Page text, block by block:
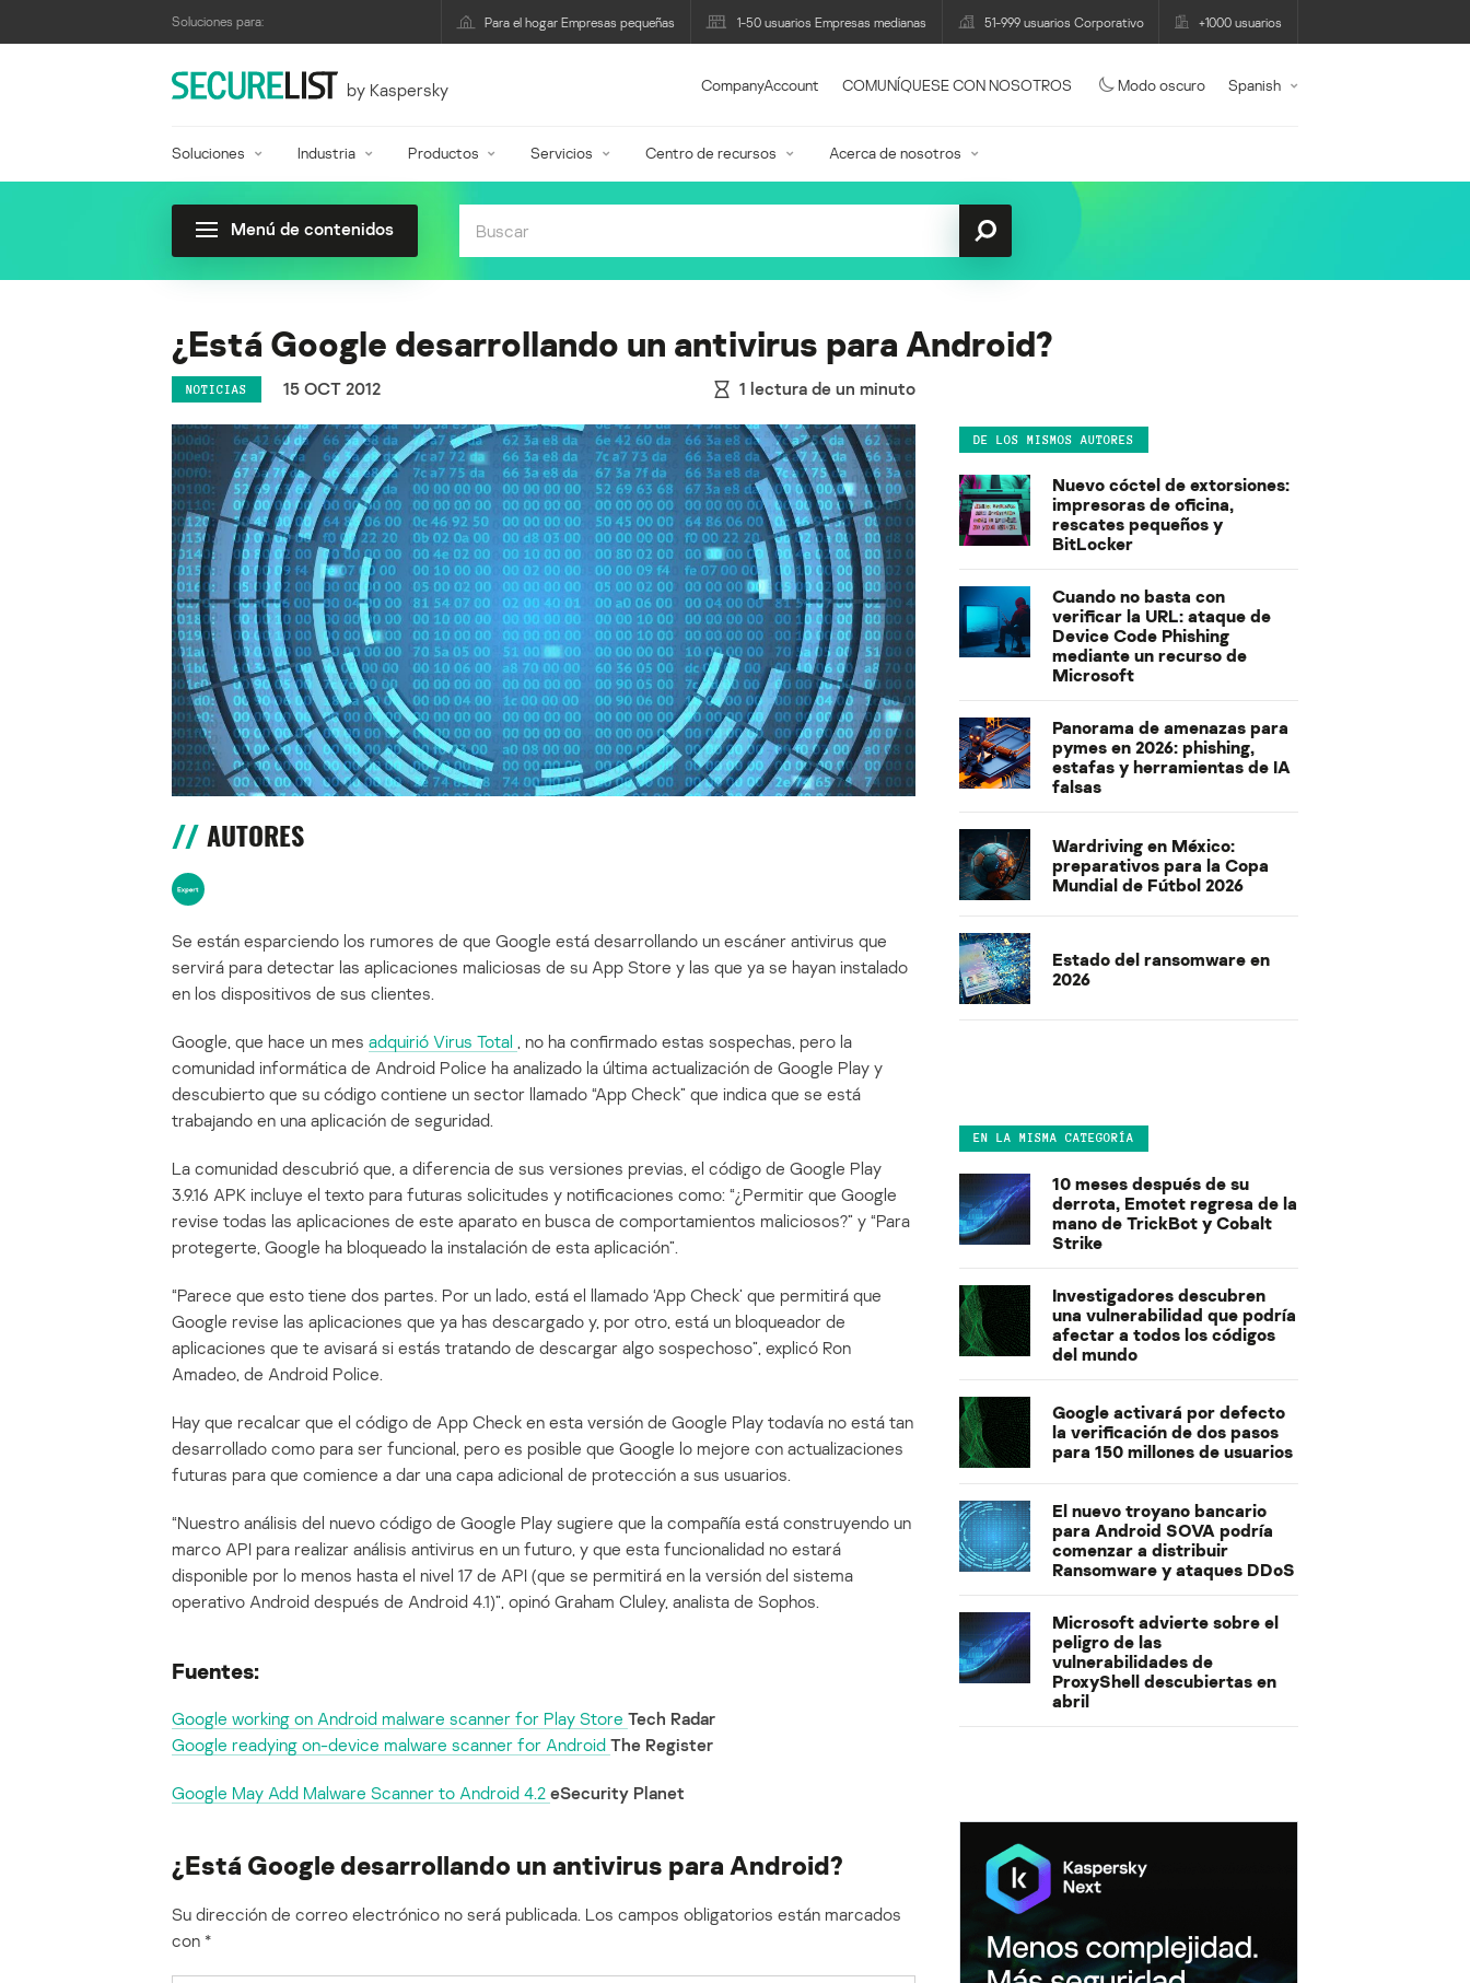
Soluciones para: Para el hogar Empresas pequeñas 1-50 usuarios Empresas medianas 51-999 usuarios Corporativo +1000 usuarios
by Kaspersky CompanyAccount COMUNÍQUESE CON NOSOTROS Modo oscuro Spanish
Soluciones Industria Productos Servicios Centro de recursos Acerca de nosotros
Menú de contenidos
¿Está Google desarrollando un antivirus para Android?
NOTICIAS 15 OCT 2012 1 lectura de un minuto
AUTORES
Se están esparciendo los rumores de que Google está desarrollando un escáner antivirus que
servirá para detectar las aplicaciones maliciosas de su App Store y las que ya se hayan instalado
en los dispositivos de sus clientes.
Google, que hace un mes adquirió Virus Total , no ha confirmado estas sospechas, pero la
comunidad informática de Android Police ha analizado la última actualización de Google Play y
descubierto que su código contiene un sector llamado “App Check” que indica que se está
trabajando en una aplicación de seguridad.
La comunidad descubrió que, a diferencia de sus versiones previas, el código de Google Play
3.9.16 APK incluye el texto para futuras solicitudes y notificaciones como: “¿Permitir que Google
revise todas las aplicaciones de este aparato en busca de comportamientos maliciosos?” y “Para
protegerte, Google ha bloqueado la instalación de esta aplicación”.
“Parece que esto tiene dos partes. Por un lado, está el llamado ‘App Check’ que permitirá que
Google revise las aplicaciones que ya has descargado y, por otro, está un bloqueador de
aplicaciones que te avisará si estás tratando de descargar algo sospechoso”, explicó Ron
Amadeo, de Android Police.
Hay que recalcar que el código de App Check en esta versión de Google Play todavía no está tan
desarrollado como para ser funcional, pero es posible que Google lo mejore con actualizaciones
futuras para que comience a dar una capa adicional de protección a sus usuarios.
“Nuestro análisis del nuevo código de Google Play sugiere que la compañía está construyendo un
marco API para realizar análisis antivirus en un futuro, y que esta funcionalidad no estará
disponible por lo menos hasta el nivel 17 de API (que se permitirá en la versión del sistema
operativo Android después de Android 4.1)”, opinó Graham Cluley, analista de Sophos.
Fuentes:
Google working on Android malware scanner for Play Store Tech Radar
Google readying on-device malware scanner for Android The Register
Google May Add Malware Scanner to Android 4.2 eSecurity Planet
¿Está Google desarrollando un antivirus para Android?
Su dirección de correo electrónico no será publicada. Los campos obligatorios están marcados
con *
DE LOS MISMOS AUTORES
Nuevo cóctel de extorsiones:
impresoras de oficina,
rescates pequeños y
BitLocker
Cuando no basta con
verificar la URL: ataque de
Device Code Phishing
mediante un recurso de
Microsoft
Panorama de amenazas para
pymes en 2026: phishing,
estafas y herramientas de IA
falsas
Wardriving en México:
preparativos para la Copa
Mundial de Fútbol 2026
Estado del ransomware en
2026
EN LA MISMA CATEGORÍA
10 meses después de su
derrota, Emotet regresa de la
mano de TrickBot y Cobalt
Strike
Investigadores descubren
una vulnerabilidad que podría
afectar a todos los códigos
del mundo
Google activará por defecto
la verificación de dos pasos
para 150 millones de usuarios
El nuevo troyano bancario
para Android SOVA podría
comenzar a distribuir
Ransomware y ataques DDoS
Microsoft advierte sobre el
peligro de las
vulnerabilidades de
ProxyShell descubiertas en
abril